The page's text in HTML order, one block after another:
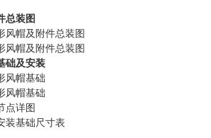
总装图
风帽及附件总装图
风帽及附件总装图
础及安装
风帽基础
风帽基础
点详图
装基础尺寸表